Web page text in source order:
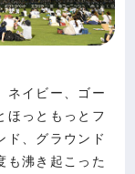
ネイビー、ゴー
ほっともっとフ
ド、グラウンド
も沸き起こった